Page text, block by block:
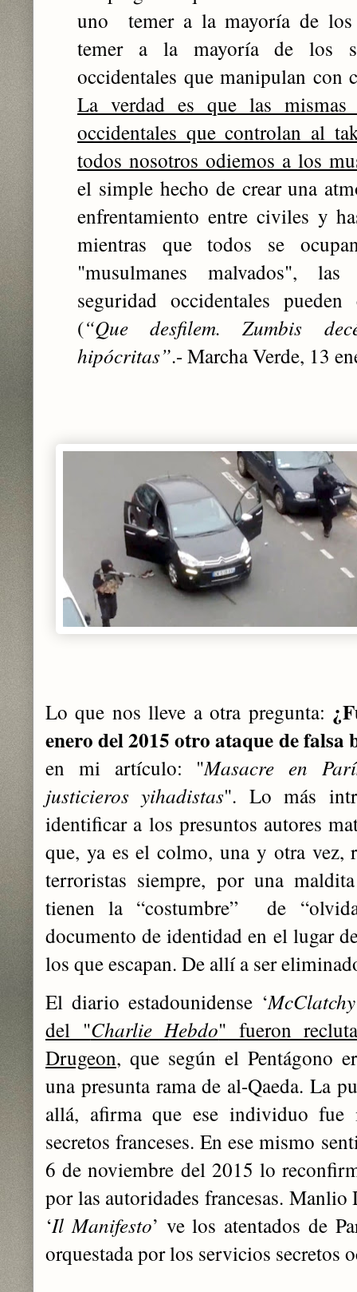
uno temer a la mayoría de los
temer a la mayoría de los
occidentales que manipulan con
La verdad es que las mismas
occidentales que controlan al
todos nosotros odiemos a los
el simple hecho de crear una
enfrentamiento entre civiles y
mientras que todos se
"musulmanes malvados",
seguridad occidentales
(“Que desfilem. Zumbis
hipócritas”.- Marcha Verde, 13
Lo que nos lleve a otra pregunta:
enero del 2015 otro ataque de falsa
en mi artículo: "Masacre en
justicieros yihadistas". Lo más
identificar a los presuntos autores
que, ya es el colmo, una y otra vez,
terroristas siempre, por una
tienen la “costumbre” de
documento de identidad en el lugar
los que escapan. De allí a ser
El diario estadounidense ‘McClatchy
del "Charlie Hebdo" fueron
Drugeon, que según el Pentágono
una presunta rama de al-Qaeda. La
allá, afirma que ese individuo fue
secretos franceses. En ese mismo
6 de noviembre del 2015 lo
por las autoridades francesas.
‘Il Manifesto’ ve los atentados de
orquestada por los servicios secretos